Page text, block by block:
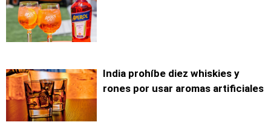
India prohíbe diez whiskies y
rones por usar aromas artificiales